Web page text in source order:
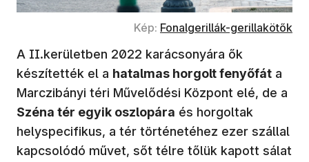
Kép: (új ablakban nyílik meg)
Fonalgerillák-gerillakötők
A II.kerületben 2022 karácsonyára ők
készítették el a hatalmas horgolt fenyőfát a
Marczibányi téri Művelődési Központ elé, de a
Széna tér egyik oszlopára és horgoltak
helyspecifikus, a tér történetéhez ezer szállal
kapcsolódó művet, sőt télre tőlük kapott sálat